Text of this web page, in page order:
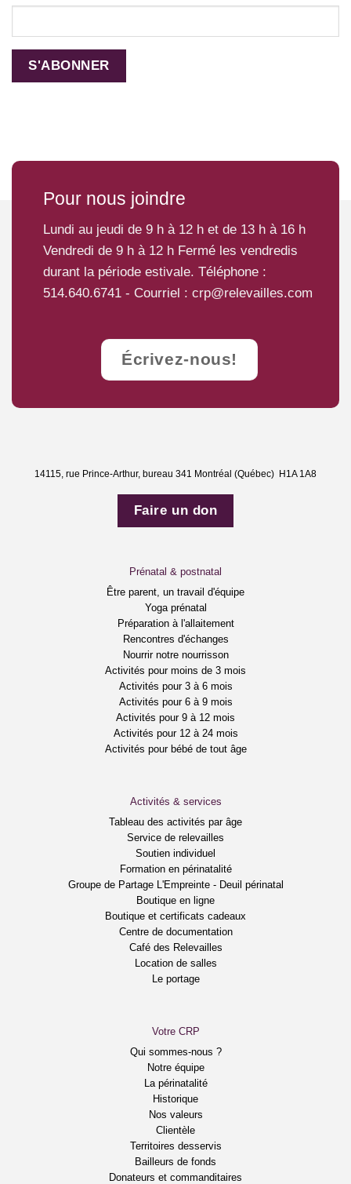
Pour nous joindre
Lundi au jeudi de 9 h à 12 h et de 13 h à 16 h
Vendredi de 9 h à 12 h Fermé les vendredis
durant la période estivale. Téléphone :
514.640.6741 - Courriel : crp@relevailles.com
Écrivez-nous!
14115, rue Prince-Arthur, bureau 341 Montréal (Québec) H1A 1A8
Faire un don
Prénatal & postnatal
Être parent, un travail d'équipe
Yoga prénatal
Préparation à l'allaitement
Rencontres d'échanges
Nourrir notre nourrisson
Activités pour moins de 3 mois
Activités pour 3 à 6 mois
Activités pour 6 à 9 mois
Activités pour 9 à 12 mois
Activités pour 12 à 24 mois
Activités pour bébé de tout âge
Activités & services
Tableau des activités par âge
Service de relevailles
Soutien individuel
Formation en périnatalité
Groupe de Partage L'Empreinte - Deuil périnatal
Boutique en ligne
Boutique et certificats cadeaux
Centre de documentation
Café des Relevailles
Location de salles
Le portage
Votre CRP
Qui sommes-nous ?
Notre équipe
La périnatalité
Historique
Nos valeurs
Clientèle
Territoires desservis
Bailleurs de fonds
Donateurs et commanditaires